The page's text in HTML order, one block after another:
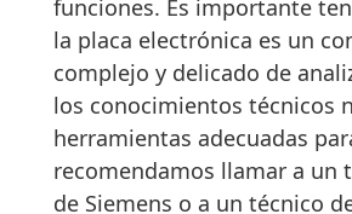
funciones. Es importante
la placa electrónica es un
complejo y delicado de
los conocimientos técnicos
herramientas adecuadas
recomendamos llamar a un
de Siemens o a un técnico